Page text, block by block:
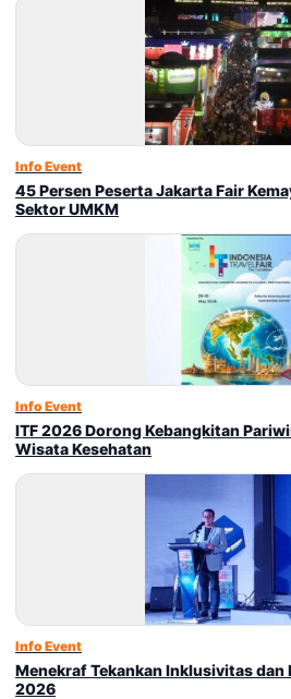
Info Event
45 Persen Peserta Jakarta Fair
Sektor UMKM
Info Event
ITF 2026 Dorong Kebangkitan
Wisata Kesehatan
Info Event
Menekraf Tekankan Inklusivitas dan
2026